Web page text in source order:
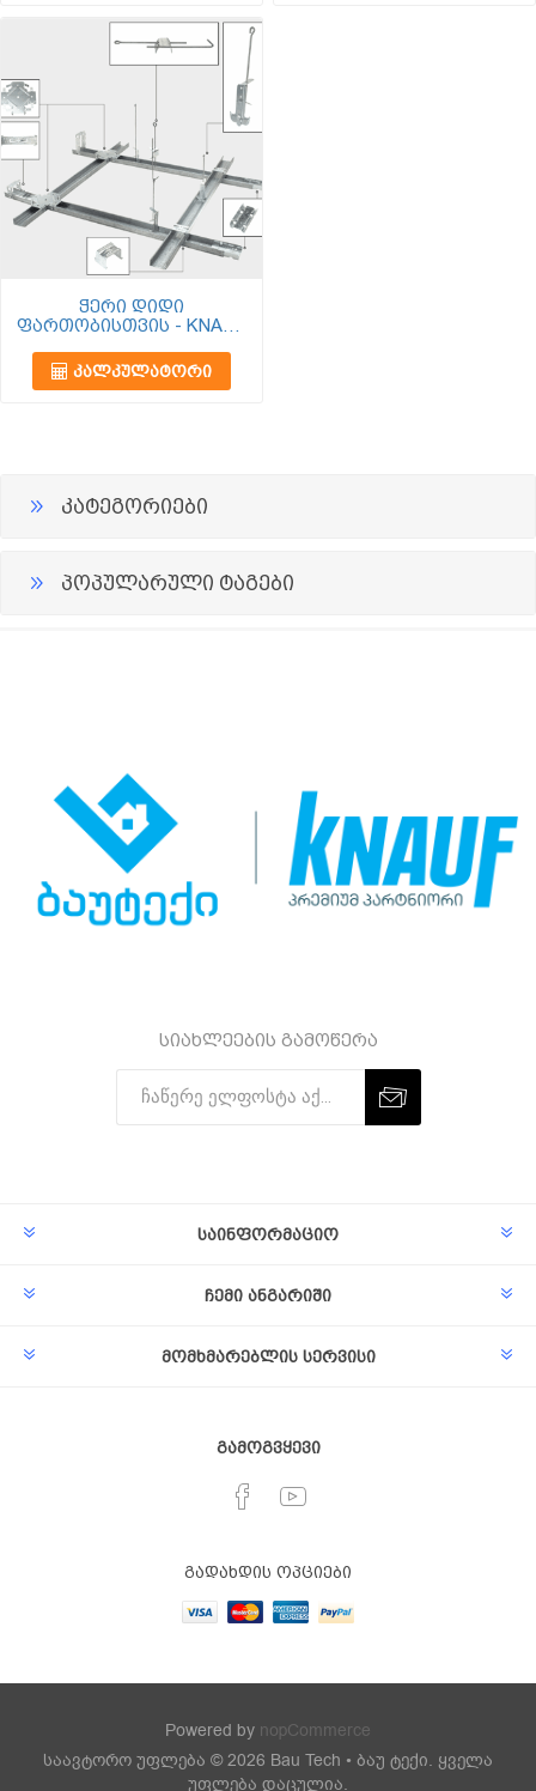
ჭერი დიდი
ფართობისთვის - KNAUF
ᲙᲐᲚᲙᲣᲚᲐᲢᲝᲠᲘ
კატეგორიები
პოპულარული ტაგები
სიახლეების გამოწერა
საინფორმაციო
ჩემი ანგარიში
მომხმარებლის სერვისი
გამოგვყევი
გადახდის ოპციები
Powered by nopCommerce
საავტორო უფლება © 2026 Bau Tech • ბაუ ტექი. ყველა
უფლება დაცულია.